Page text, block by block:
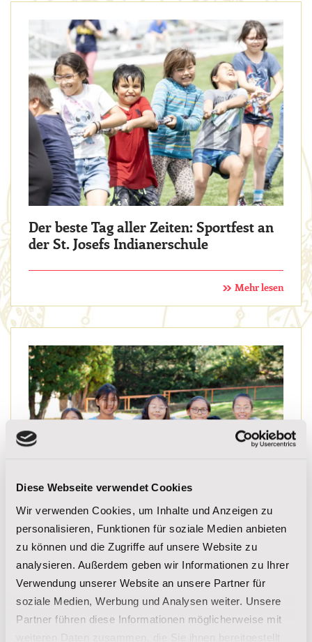
Diese Webseite verwendet Cookies
Wir verwenden Cookies, um Inhalte und Anzeigen zu
personalisieren, Funktionen für soziale Medien anbieten
zu können und die Zugriffe auf unsere Website zu
analysieren. Außerdem geben wir Informationen zu Ihrer
Verwendung unserer Website an unsere Partner für
soziale Medien, Werbung und Analysen weiter. Unsere
Partner führen diese Informationen möglicherweise mit
Der beste Tag aller Zeiten: Sportfest an
der St. Josefs Indianerschule
Mehr lesen
Kleine Pakete, große Wirkung: St. Josefs
verschickt liebevoll zusammengestellte
Pakete zur Prüfungsphase